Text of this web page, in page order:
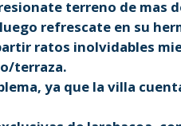
terreno de mas
refrescate en su
ratos inolvidables
terraza.
ya que la villa